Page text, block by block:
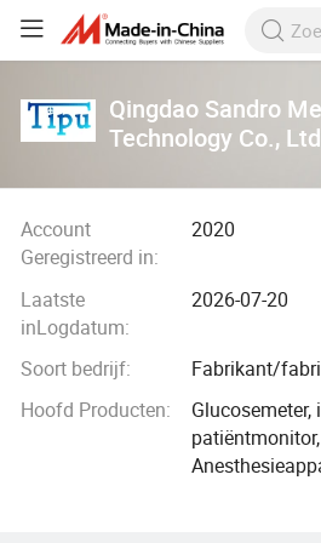
Qingdao Sandro
Technology Co.,
Account
Geregistreerd in:
2020
Laatste
inLogdatum:
2026-07-20
Soort bedrijf:
Fabrikant/
Hoofd Producten: